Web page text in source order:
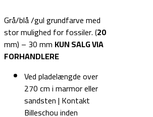
Grå/blå /gul grundfarve med
stor mulighed for fossiler. (20
mm) – 30 mm KUN SALG VIA
FORHANDLERE
Ved pladelængde over
270 cm i marmor eller
sandsten | Kontakt
Billeschou inden